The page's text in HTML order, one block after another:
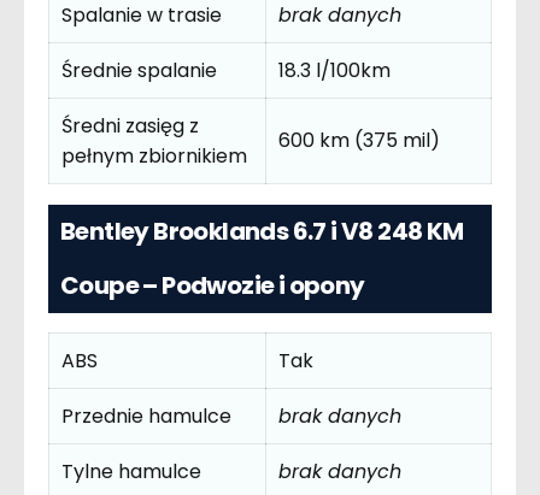
Spalanie w trasie
brak danych
Średnie spalanie
18.3 l/100km
Średni zasięg z
pełnym zbiornikiem
600 km (375 mil)
Bentley Brooklands 6.7 i V8 248 KM
Coupe – Podwozie i opony
ABS
Tak
Przednie hamulce
brak danych
Tylne hamulce
brak danych